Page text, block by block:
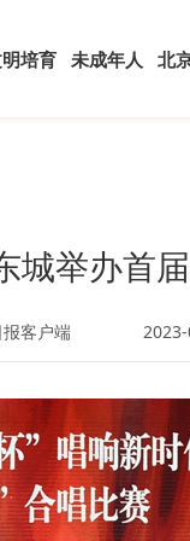
培育 未成年人 北
举办首
客户端